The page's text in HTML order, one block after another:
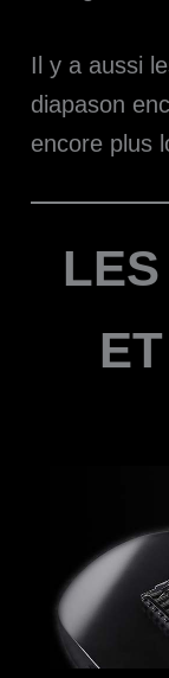
Il y a aussi
diapason
encore plus